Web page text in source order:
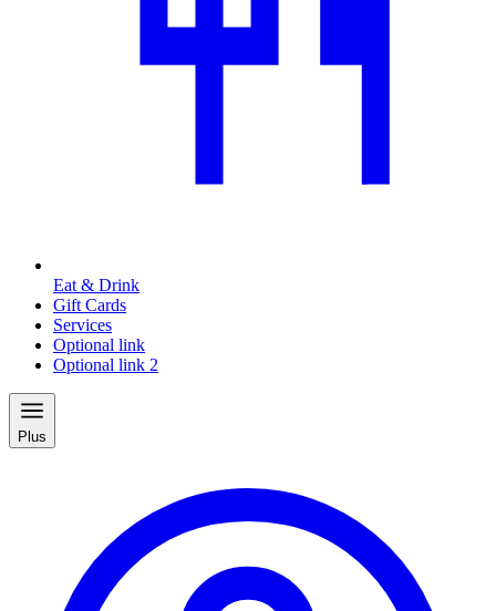
Eat & Drink
Gift Cards
Services
Optional link
Optional link 2
Plus